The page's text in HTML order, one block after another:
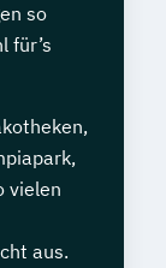
so
für’s
vielen
aus.